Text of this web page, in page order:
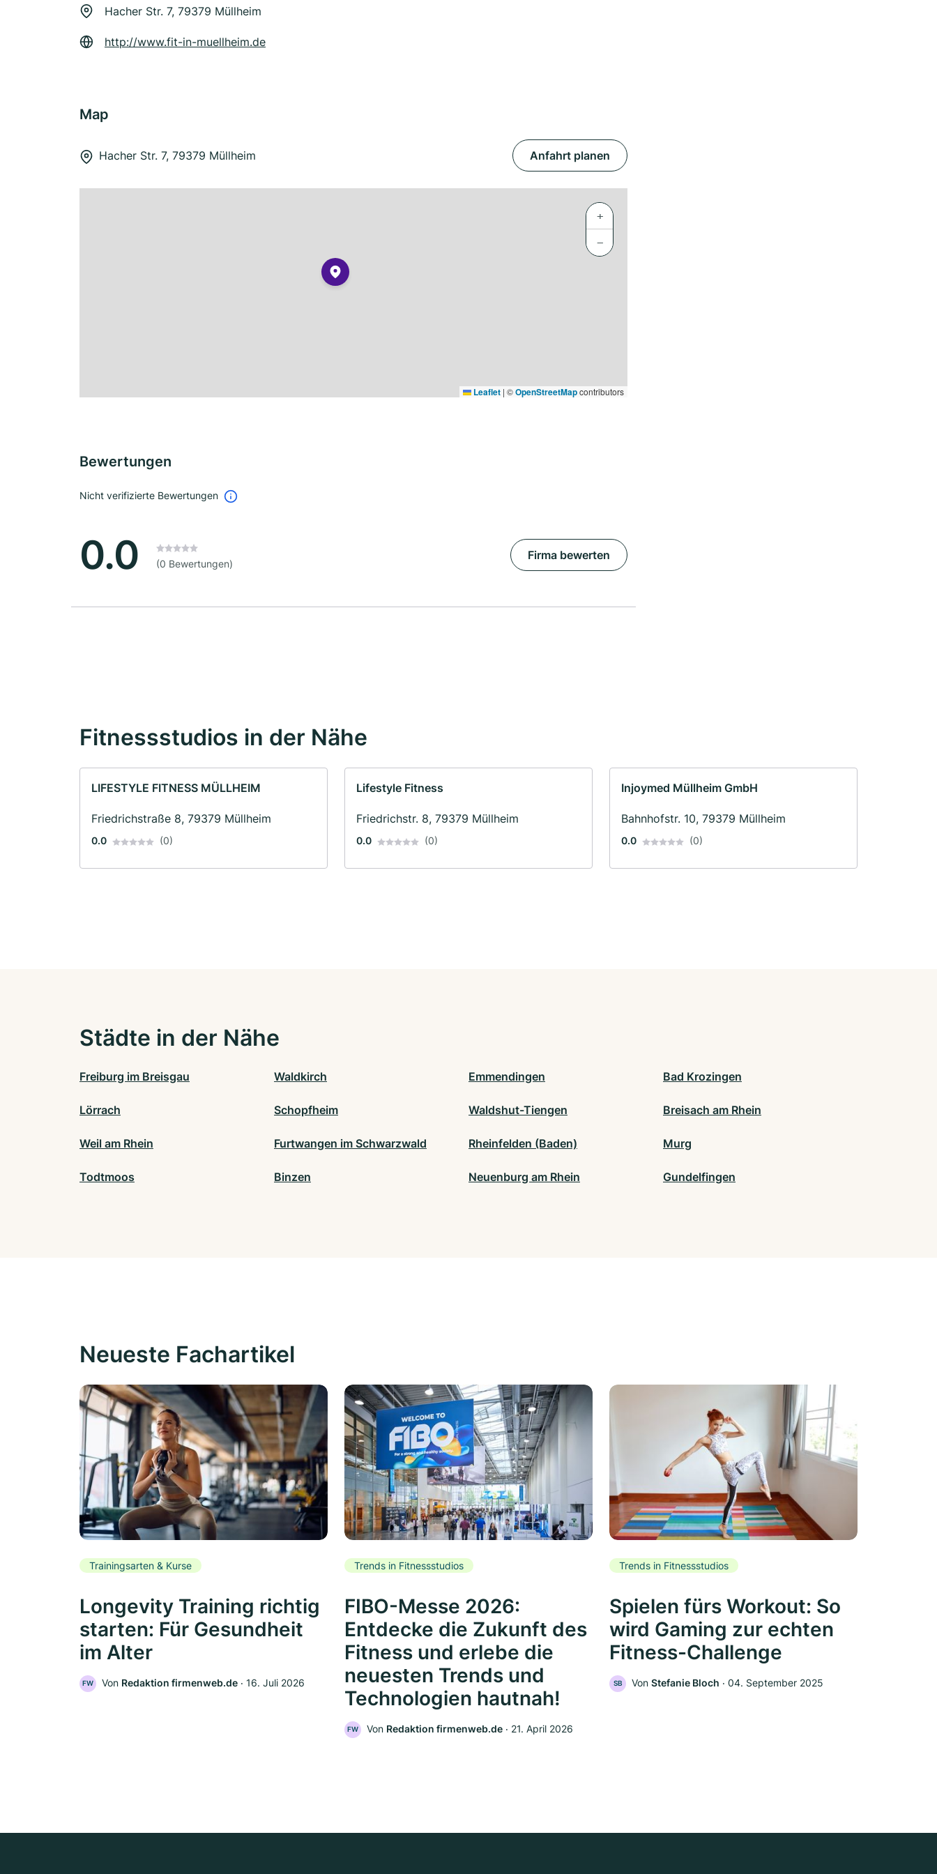
Hacher Str. 7, 79379 Müllheim
http://www.fit-in-muellheim.de
Map
Hacher Str. 7, 79379 Müllheim Anfahrt planen
+
−
Leaflet | ©OpenStreetMapcontributors
Bewertungen
Nicht verifizierte Bewertungen
0.0 (0 Bewertungen)
Firma bewerten
Fitnessstudios in der Nähe
LIFESTYLE FITNESS MÜLLHEIM
Friedrichstraße 8, 79379 Müllheim
0.0 (0)
Lifestyle Fitness
Friedrichstr. 8, 79379 Müllheim
0.0 (0)
Injoymed Müllheim GmbH
Bahnhofstr. 10, 79379 Müllheim
0.0 (0)
Städte in der Nähe
Freiburg im Breisgau Waldkirch Emmendingen Bad Krozingen
Lörrach Schopfheim Waldshut-Tiengen Breisach am Rhein
Weil am Rhein Furtwangen im Schwarzwald Rheinfelden (Baden) Murg
Todtmoos Binzen Neuenburg am Rhein Gundelfingen
Neueste Fachartikel
Trainingsarten & Kurse
Longevity Training richtig
starten: Für Gesundheit
im Alter
FW Von Redaktion firmenweb.de ‧ 16. Juli 2026
Trends in Fitnessstudios
FIBO-Messe 2026:
Entdecke die Zukunft des
Fitness und erlebe die
neuesten Trends und
Technologien hautnah!
FW Von Redaktion firmenweb.de ‧ 21. April 2026
Trends in Fitnessstudios
Spielen fürs Workout: So
wird Gaming zur echten
Fitness-Challenge
SB Von Stefanie Bloch ‧ 04. September 2025